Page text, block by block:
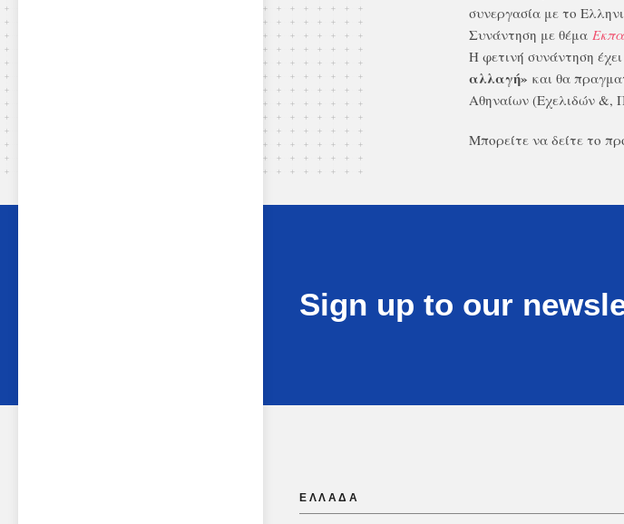
συνεργασία με το
Συνάντηση με θέμα
Η φετινή συνάντηση
αλλαγή» και θα
Αθηναίων (Εχελιδών &,
Μπορείτε να δείτε το
Sign up to our
ΕΛΛΑΔΑ